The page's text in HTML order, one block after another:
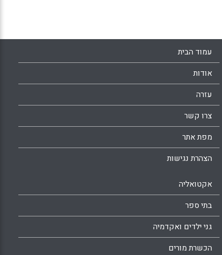
עמוד הבית
אודות
עזרה
צרו קשר
מפת אתר
הצהרת נגישות
אקטואליה
בתי ספר
גני ילדים ואקדמיה
הכשרת מורים